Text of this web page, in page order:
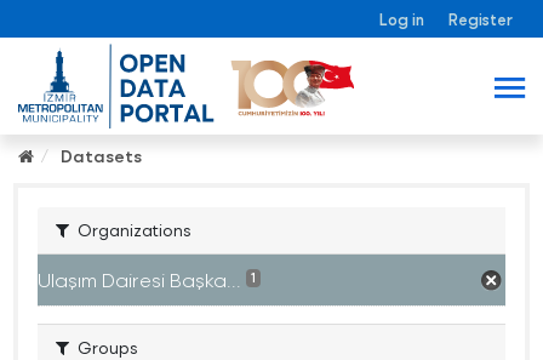
Log in Register
Datasets
Organizations
Ulaşım Dairesi Başka... 1
Groups